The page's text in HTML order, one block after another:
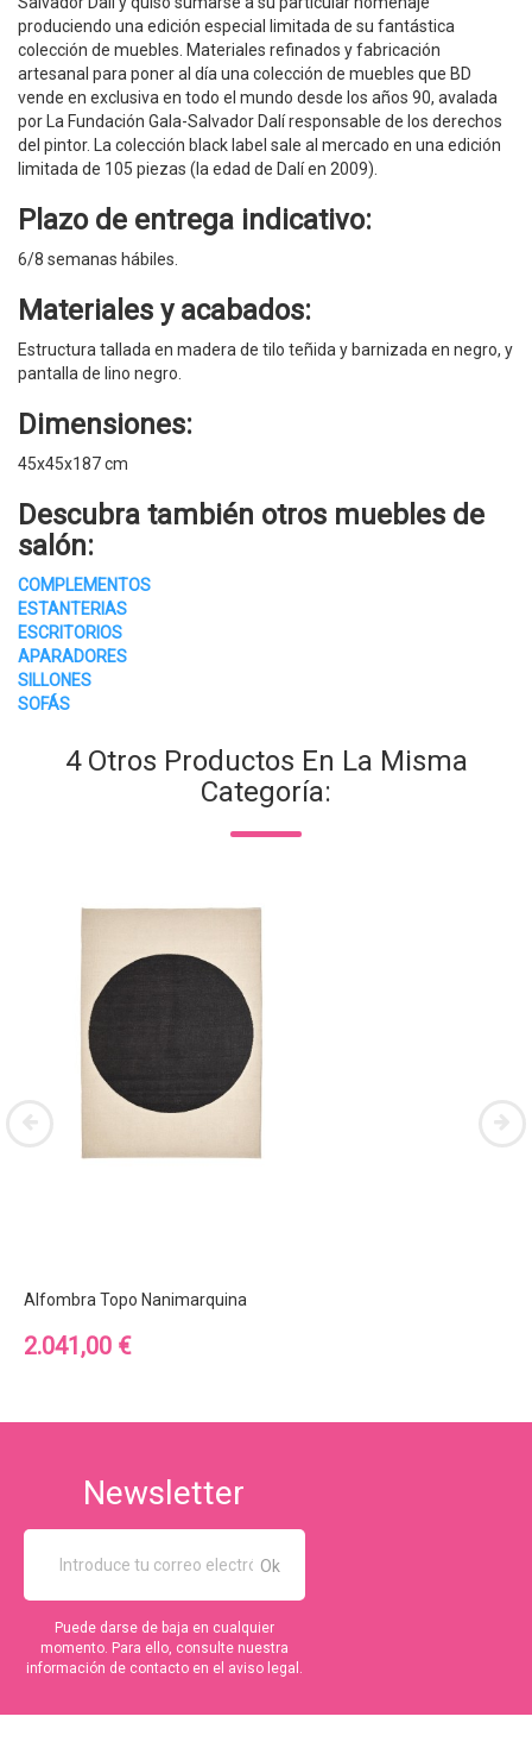
produciendo una edición especial limitada de su fantástica
colección de muebles. Materiales refinados y fabricación
artesanal para poner al día una colección de muebles que BD
vende en exclusiva en todo el mundo desde los años 90, avalada
por La Fundación Gala-Salvador Dalí responsable de los derechos
del pintor. La colección black label sale al mercado en una edición
limitada de 105 piezas (la edad de Dalí en 2009).
Plazo de entrega indicativo:
6/8 semanas hábiles.
Materiales y acabados:
Estructura tallada en madera de tilo teñida y barnizada en negro, y
pantalla de lino negro.
Dimensiones:
45x45x187 cm
Descubra también otros muebles de
salón:
COMPLEMENTOS
ESTANTERIAS
ESCRITORIOS
APARADORES
SILLONES
SOFÁS
4 Otros Productos En La Misma
Categoría:
Alfombra Topo Nanimarquina
Precio
2.041,00 €
Newsletter
Puede darse de baja en cualquier
momento. Para ello, consulte nuestra
información de contacto en el aviso legal.